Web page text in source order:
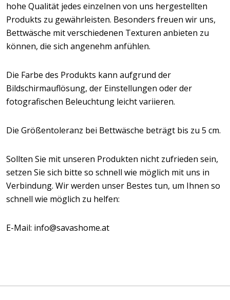
hohe Qualität jedes einzelnen von uns hergestellten
Produkts zu gewährleisten. Besonders freuen wir uns,
Bettwäsche mit verschiedenen Texturen anbieten zu
können, die sich angenehm anfühlen.
Die Farbe des Produkts kann aufgrund der
Bildschirmauflösung, der Einstellungen oder der
fotografischen Beleuchtung leicht variieren.
Die Größentoleranz bei Bettwäsche beträgt bis zu 5 cm.
Sollten Sie mit unseren Produkten nicht zufrieden sein,
setzen Sie sich bitte so schnell wie möglich mit uns in
Verbindung. Wir werden unser Bestes tun, um Ihnen so
schnell wie möglich zu helfen:
E-Mail: info@savashome.at